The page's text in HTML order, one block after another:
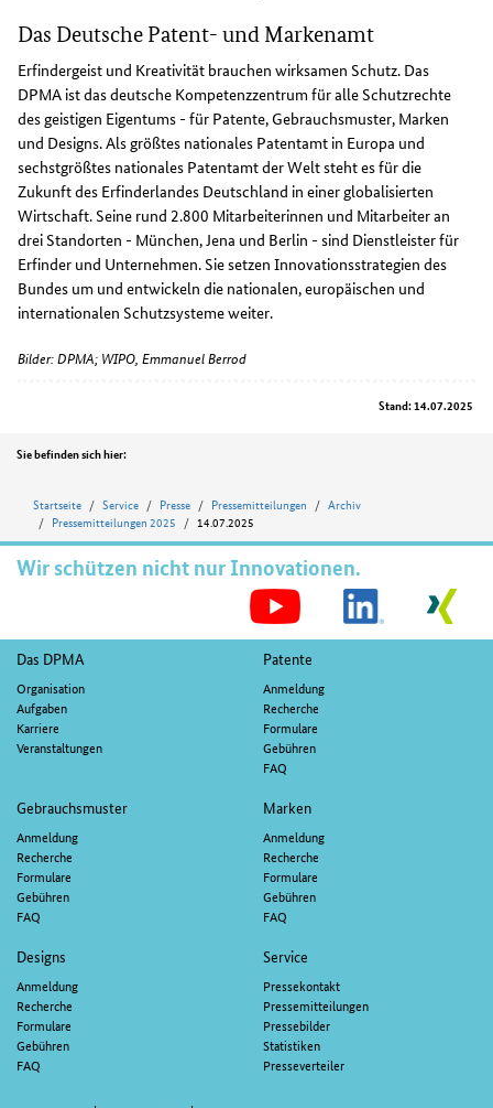
Das Deutsche Patent- und Markenamt
Erfindergeist und Kreativität brauchen wirksamen Schutz. Das
DPMA ist das deutsche Kompetenzzentrum für alle Schutzrechte
des geistigen Eigentums - für Patente, Gebrauchsmuster, Marken
und Designs. Als größtes nationales Patentamt in Europa und
sechstgrößtes nationales Patentamt der Welt steht es für die
Zukunft des Erfinderlandes Deutschland in einer globalisierten
Wirtschaft. Seine rund 2.800 Mitarbeiterinnen und Mitarbeiter an
drei Standorten - München, Jena und Berlin - sind Dienstleister für
Erfinder und Unternehmen. Sie setzen Innovationsstrategien des
Bundes um und entwickeln die nationalen, europäischen und
internationalen Schutzsysteme weiter.
Bilder: DPMA; WIPO, Emmanuel Berrod
Stand: 14.07.2025
Position
Sie befinden sich hier:
Startseite Service Presse Pressemitteilungen
Archiv
Pressemitteilungen 2025
14.07.2025
Wir schützen nicht nur Innovationen.
Fußnavigation
Das DPMA
Organisation
Aufgaben
Karriere
Veranstaltungen
Patente
Anmeldung
Recherche
Formulare
Gebühren
FAQ
Gebrauchsmuster
Anmeldung
Recherche
Formulare
Gebühren
FAQ
Marken
Anmeldung
Recherche
Formulare
Gebühren
FAQ
Designs
Anmeldung
Recherche
Formulare
Gebühren
FAQ
Service
Pressekontakt
Pressemitteilungen
Pressebilder
Statistiken
Presseverteiler